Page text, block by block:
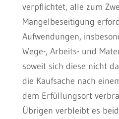
verpflichtet, alle zum
Mangelbeseitigung
Aufwendungen,
Wege-, Arbeits- und
soweit sich diese nicht
die Kaufsache nach
dem Erfüllungsort
Übrigen verbleibt es